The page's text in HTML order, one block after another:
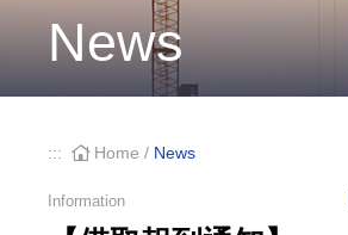
News
::: Home/ News
Information